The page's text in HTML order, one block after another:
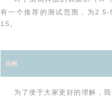
有一个推荐的测试范围，为2.5-
15。
示例
为了便于大家更好的理解，